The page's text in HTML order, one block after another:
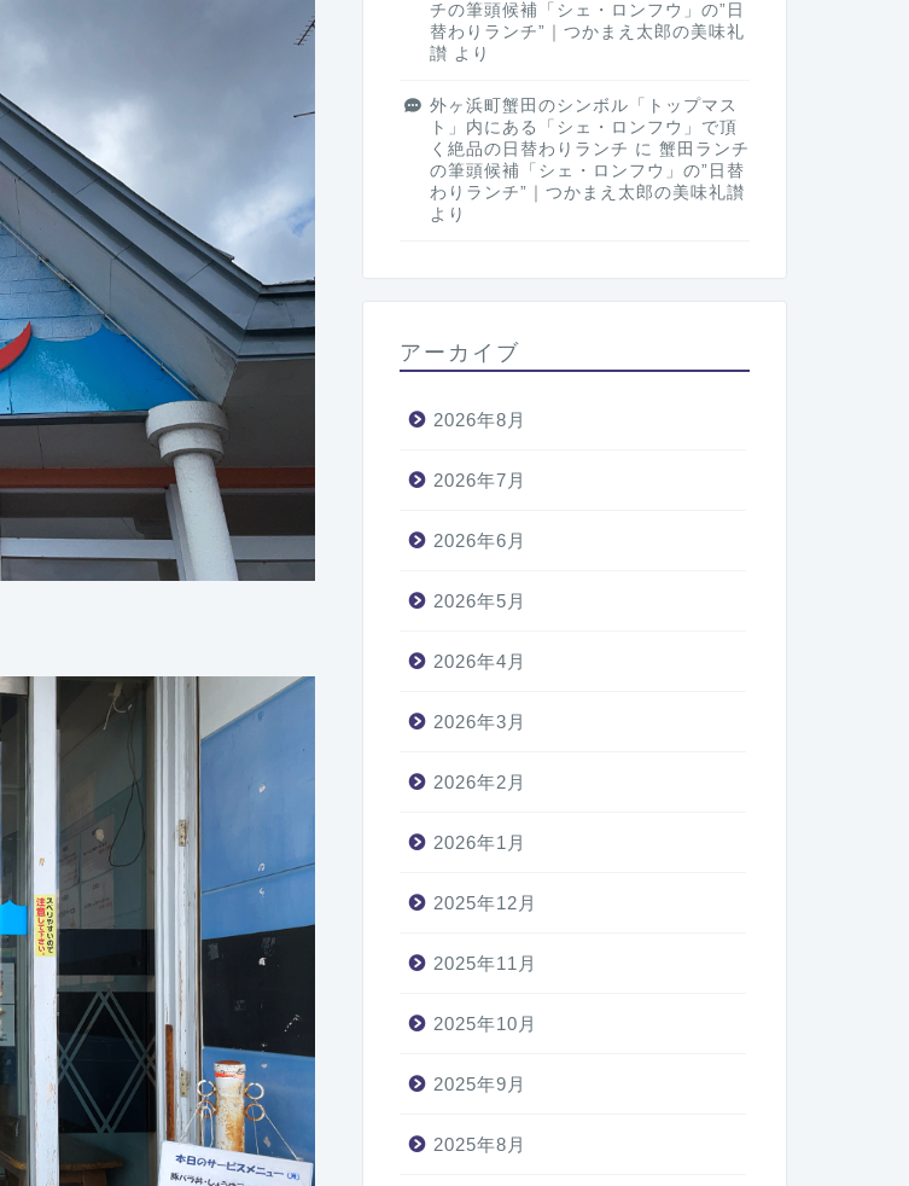
チの筆頭候補「シェ・ロンフウ」の”日
替わりランチ”｜つかまえ太郎の美味礼
讃 より
外ヶ浜町蟹田のシンボル「トップマス
ト」内にある「シェ・ロンフウ」で頂
く絶品の日替わりランチ に 蟹田ランチ
の筆頭候補「シェ・ロンフウ」の”日替
わりランチ”｜つかまえ太郎の美味礼讃
より
アーカイブ
2026年8月
2026年7月
2026年6月
2026年5月
2026年4月
2026年3月
2026年2月
2026年1月
2025年12月
2025年11月
2025年10月
2025年9月
2025年8月